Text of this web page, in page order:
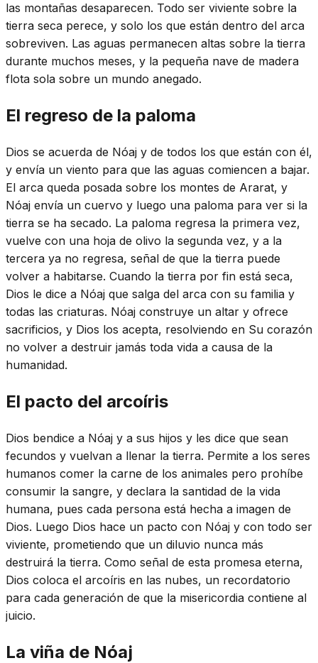
las montañas desaparecen. Todo ser viviente sobre la
tierra seca perece, y solo los que están dentro del arca
sobreviven. Las aguas permanecen altas sobre la tierra
durante muchos meses, y la pequeña nave de madera
flota sola sobre un mundo anegado.
El regreso de la paloma
Dios se acuerda de Nóaj y de todos los que están con él,
y envía un viento para que las aguas comiencen a bajar.
El arca queda posada sobre los montes de Ararat, y
Nóaj envía un cuervo y luego una paloma para ver si la
tierra se ha secado. La paloma regresa la primera vez,
vuelve con una hoja de olivo la segunda vez, y a la
tercera ya no regresa, señal de que la tierra puede
volver a habitarse. Cuando la tierra por fin está seca,
Dios le dice a Nóaj que salga del arca con su familia y
todas las criaturas. Nóaj construye un altar y ofrece
sacrificios, y Dios los acepta, resolviendo en Su corazón
no volver a destruir jamás toda vida a causa de la
humanidad.
El pacto del arcoíris
Dios bendice a Nóaj y a sus hijos y les dice que sean
fecundos y vuelvan a llenar la tierra. Permite a los seres
humanos comer la carne de los animales pero prohíbe
consumir la sangre, y declara la santidad de la vida
humana, pues cada persona está hecha a imagen de
Dios. Luego Dios hace un pacto con Nóaj y con todo ser
viviente, prometiendo que un diluvio nunca más
destruirá la tierra. Como señal de esta promesa eterna,
Dios coloca el arcoíris en las nubes, un recordatorio
para cada generación de que la misericordia contiene al
juicio.
La viña de Nóaj